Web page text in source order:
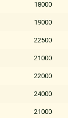
18000
19000
22500
21000
22000
24000
21000